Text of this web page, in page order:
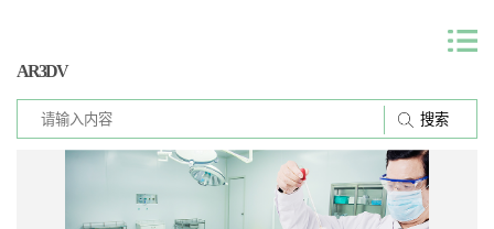
AR3DV